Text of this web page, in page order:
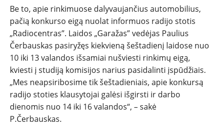
Be to, apie rinkimuose dalyvaujančius automobilius,
pačią konkurso eigą nuolat informuos radijo stotis
„Radiocentras”. Laidos „Garažas” vedėjas Paulius
Čerbauskas pasiryžęs kiekvieną šeštadienį laidose nuo
10 iki 13 valandos išsamiai nušviesti rinkimų eigą,
kviesti į studiją komisijos narius pasidalinti įspūdžiais.
„Mes neapsiribosime tik šeštadieniais, apie konkursą
radijo stoties klausytojai galėsi išgirsti ir darbo
dienomis nuo 14 iki 16 valandos“, – sakė
P.Čerbauskas.